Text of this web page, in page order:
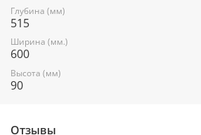
Вес
13,85
Заводские данные
Глубина (мм)
515
Ширина (мм.)
600
Высота (мм)
90
Отзывы